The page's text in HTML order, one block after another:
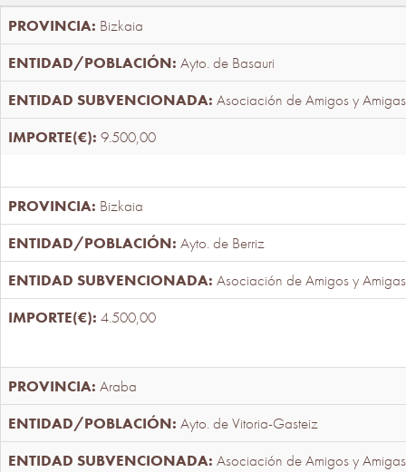
Bizkaia
Ayto. de Basauri
Asociación de Amigos y
9.500,00
Bizkaia
Ayto. de Berriz
Asociación de Amigos y
4.500,00
Araba
Ayto. de Vitoria-Gasteiz
Asociación de Amigos y